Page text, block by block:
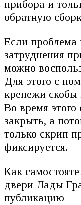
прибора и
обратную
Если проблема
затруднения
можно
Для этого с
крепежи скобы
Во время этого
закрыть, а
только скрип
фиксируется.
Как
двери Лады
публикацию